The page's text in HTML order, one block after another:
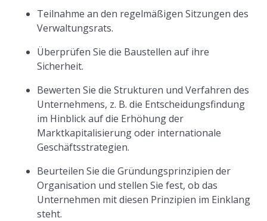
Teilnahme an den regelmäßigen Sitzungen des
Verwaltungsrats.
Überprüfen Sie die Baustellen auf ihre
Sicherheit.
Bewerten Sie die Strukturen und Verfahren des
Unternehmens, z. B. die Entscheidungsfindung
im Hinblick auf die Erhöhung der
Marktkapitalisierung oder internationale
Geschäftsstrategien.
Beurteilen Sie die Gründungsprinzipien der
Organisation und stellen Sie fest, ob das
Unternehmen mit diesen Prinzipien im Einklang
steht.